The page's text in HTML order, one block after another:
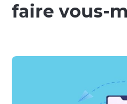
faire vous-